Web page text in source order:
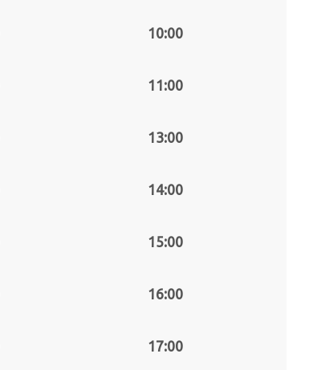
10:00
11:00
13:00
14:00
15:00
16:00
17:00